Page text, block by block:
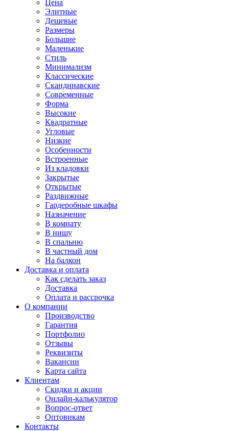
Цена
Элитные
Дешевые
Размеры
Большие
Маленькие
Стиль
Минимализм
Классические
Скандинавские
Современные
Форма
Высокие
Квадратные
Угловые
Низкие
Особенности
Встроенные
Из кладовки
Закрытые
Открытые
Раздвижные
Гардеробные шкафы
Назначение
В комнату
В нишу
В спальню
В частный дом
На балкон
Доставка и оплата
Как сделать заказ
Доставка
Оплата и рассрочка
О компании
Производство
Гарантия
Портфолио
Отзывы
Реквизиты
Вакансии
Карта сайта
Клиентам
Скидки и акции
Онлайн-калькулятор
Вопрос-ответ
Оптовикам
Контакты